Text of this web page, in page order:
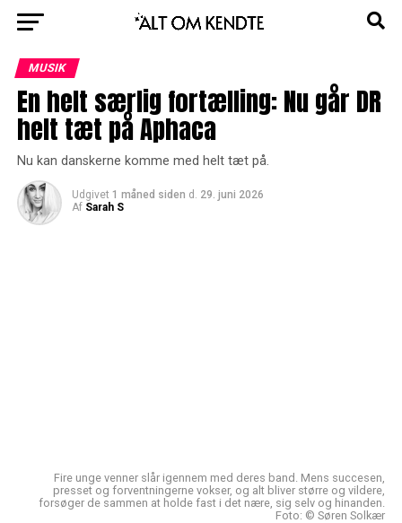
MUSIK
En helt særlig fortælling: Nu går DR
helt tæt på Aphaca
Nu kan danskerne komme med helt tæt på.
Udgivet 1 måned siden d. 29. juni 2026
Af Sarah S
Fire unge venner slår igennem med deres band. Mens succesen,
presset og forventningerne vokser, og alt bliver større og vildere,
forsøger de sammen at holde fast i det nære, sig selv og hinanden.
Foto: © Søren Solkær